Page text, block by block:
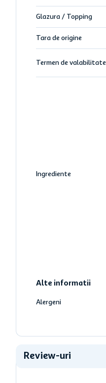
Glazura / Topping
Tara de origine
Termen de valabilitate
Ingrediente
Alte informatii
Alergeni
Review-uri